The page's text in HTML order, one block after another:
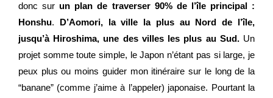
donc sur un plan de traverser 90% de l’île principal :
Honshu. D’Aomori, la ville la plus au Nord de l’île,
jusqu’à Hiroshima, une des villes les plus au Sud. Un
projet somme toute simple, le Japon n’étant pas si large, je
peux plus ou moins guider mon itinéraire sur le long de la
“banane” (comme j’aime à l’appeler) japonaise. Pourtant la